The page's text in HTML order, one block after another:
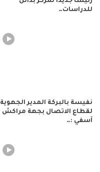
للدراسات…
نفيسة بالبركة المدير الجهوية
لقطاع الاتصال بجهة مراكش
آسفي :…